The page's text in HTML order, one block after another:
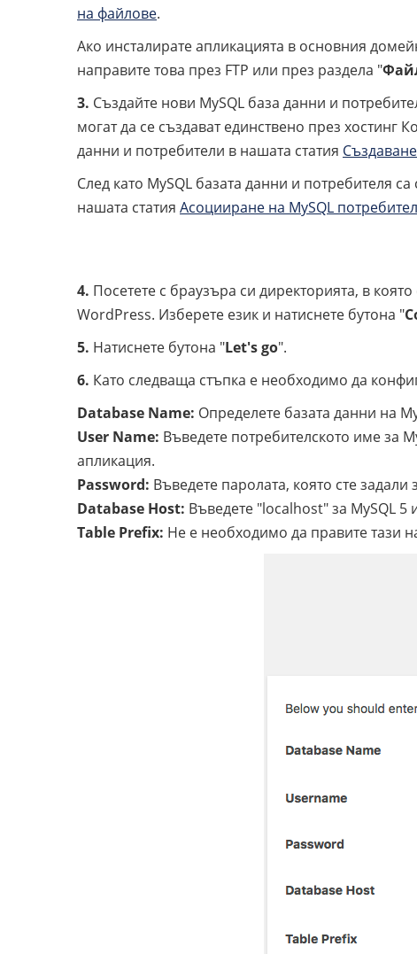
на файлове.
Ако инсталирате апликацията в основния
направите това през FTP или през раздела "
3. Създайте нови MySQL база данни и
могат да се създават единствено през хостинг
данни и потребители в нашата статия
След като MySQL базата данни и потребителя
нашата статия Асоцииране на MySQL
4. Посетете с браузъра си директорията, в
WordPress. Изберете език и натиснете бутона "
5. Натиснете бутона "Let's go".
6. Като следваща стъпка е необходимо да
Database Name: Определете базата данни на
User Name: Въведете потребителското име за
апликация.
Password: Въведете паролата, която сте
Database Host: Въведете "localhost" за MySQL
Table Prefix: Не е необходимо да правите тази